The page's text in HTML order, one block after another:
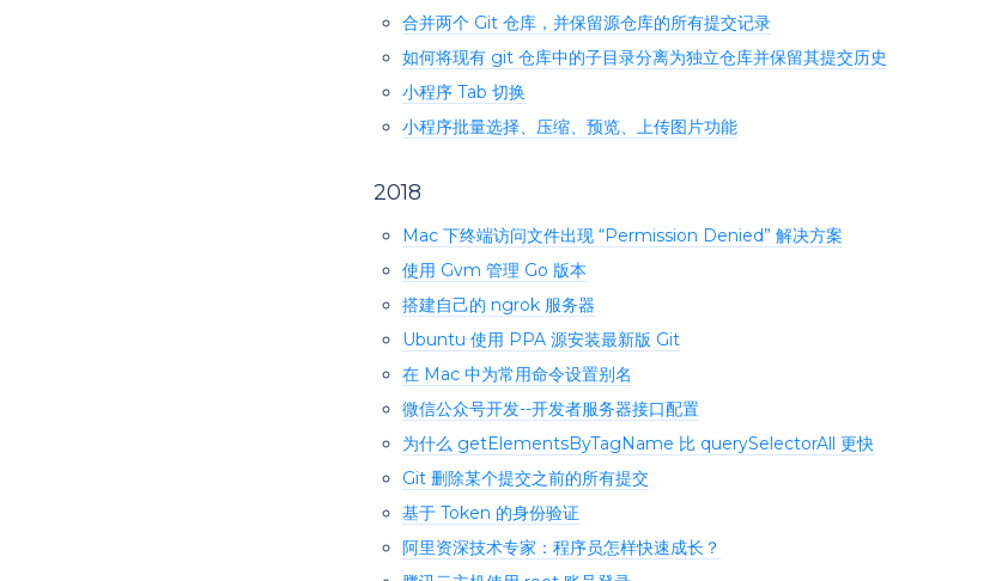
合并两个 Git 仓库，并保留源仓库的所有提交记录
如何将现有 git 仓库中的子目录分离为独立仓库并保留其提交历史
小程序 Tab 切换
小程序批量选择、压缩、预览、上传图片功能
2018
Mac 下终端访问文件出现 “Permission Denied” 解决方案
使用 Gvm 管理 Go 版本
搭建自己的 ngrok 服务器
Ubuntu 使用 PPA 源安装最新版 Git
在 Mac 中为常用命令设置别名
微信公众号开发--开发者服务器接口配置
为什么 getElementsByTagName 比 querySelectorAll 更快
Git 删除某个提交之前的所有提交
基于 Token 的身份验证
阿里资深技术专家：程序员怎样快速成长？